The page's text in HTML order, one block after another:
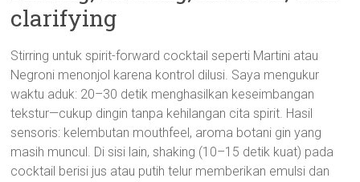
clarifying
Stirring untuk spirit-forward cocktail seperti Martini atau
Negroni menonjol karena kontrol dilusi. Saya mengukur
waktu aduk: 20–30 detik menghasilkan keseimbangan
tekstur—cukup dingin tanpa kehilangan cita spirit. Hasil
sensoris: kelembutan mouthfeel, aroma botani gin yang
masih muncul. Di sisi lain, shaking (10–15 detik kuat) pada
cocktail berisi jus atau putih telur memberikan emulsi dan